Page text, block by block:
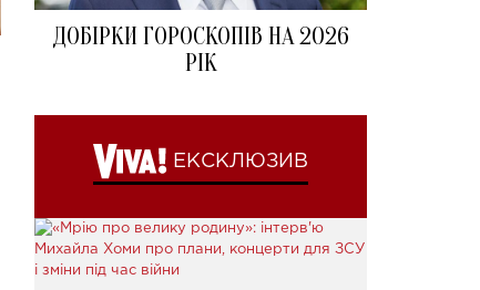
ДОБІРКИ ГОРОСКОПІВ НА 2026
РІК
ЕКСКЛЮЗИВ